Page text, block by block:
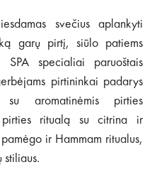
svečius aplankyti
garų pirtį, siūlo patiems
SPA specialiai paruoštais
pirtininkai padarys
su aromatinėmis pirties
ritualą su citrina ir
ir Hammam ritualus,
stiliaus.